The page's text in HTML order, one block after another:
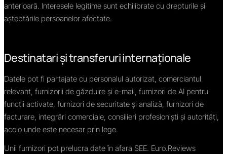
anterioară. Interesele legitime sunt echilibrate cu drepturile și
așteptările persoanelor afectate.
Destinatari și transferuri internaționale
Datele pot fi partajate cu personalul autorizat, comerciantul
relevant, furnizorii de găzduire și e-mail, furnizori de AI pentru
funcții activate, furnizori de securitate și analiză, furnizori de
facturare, integrări comerciale, consilieri profesioniști și autorități,
acolo unde este necesar prin lege.
Unii furnizori pot prelucra date în afara SEE. Euro.Reviews